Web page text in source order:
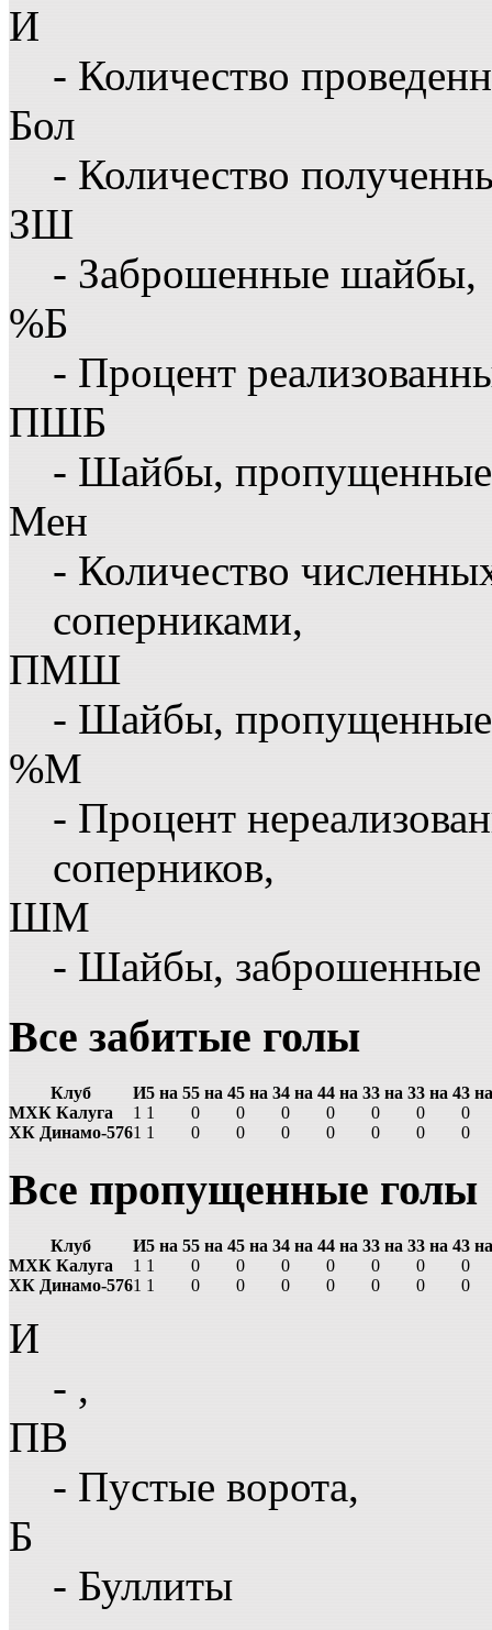
И
- Количество
Бол
- Количество
ЗШ
- Заброшенные шайбы,
%Б
- Процент
ПШБ
- Шайбы, пропущенные
Мен
- Количество
соперниками,
ПМШ
- Шайбы, пропущенные
%М
- Процент
соперников,
ШМ
- Шайбы, заброшенные
Все забитые голы
Клуб И5 на 55 на 45 на 34 на 44 на 33 на 33 на 43
МХК Калуга
1 1 0 0 0 0 0 0
0
ХК Динамо-5761 1 0 0 0 0 0 0 0
Все пропущенные голы
Клуб И5 на 55 на 45 на 34 на 44 на 33 на 33 на 43
МХК Калуга
1 1 0 0 0 0 0 0
0
ХК Динамо-5761 1 0 0 0 0 0 0 0
И
- ,
ПВ
- Пустые ворота,
Б
- Буллиты